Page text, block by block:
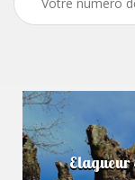
Elagueur